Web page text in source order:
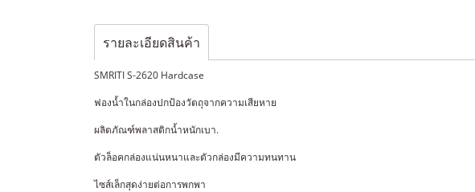
รายละเอียดสินค้า
SMRITI S-2620 Hardcase
ฟองน้ำในกล่องปกป้องวัตถุจากความเสียหาย
ผลิตภัณฑ์พลาสติกน้ำหนักเบา.
ตัวล็อคกล่องแน่นหนาและตัวกล่องมีความทนทาน
ไซส์เล็กสุดง่ายต่อการพกพา